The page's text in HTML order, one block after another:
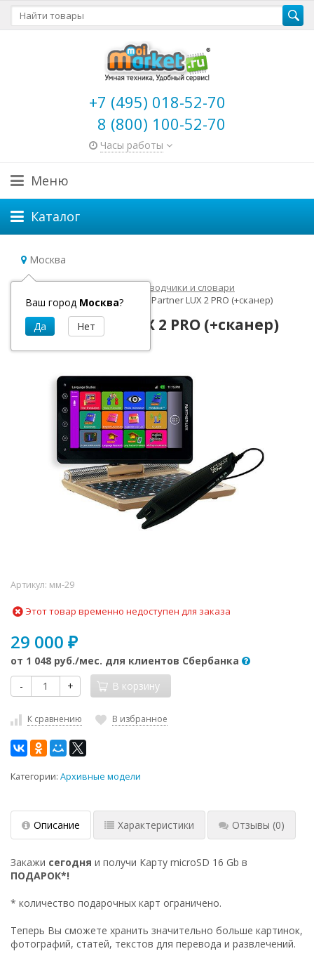
+7 (495) 018-52-70
8 (800) 100-52-70
Часы работы
Меню
Каталог
Москва
Ваш город Москва?
Главная
Электронные переводчики и словари
Архивные модели
Ectaco Partner LUX 2 PRO (+сканер)
Ectaco Partner LUX 2 PRO (+сканер)
Артикул: мм-29
Этот товар временно недоступен для заказа
29 000 ₽
от 1 048 руб./мес. для клиентов Сбербанка
-
+ В корзину
К сравнению В избранное
Категории: Архивные модели
Описание Характеристики Отзывы (0)
Закажи сегодня и получи Карту microSD 16 Gb в
ПОДАРОК*!
* количество подарочных карт ограничено.
Теперь Вы сможете хранить значительно больше картинок,
фотографий, статей, текстов для перевода и развлечений.